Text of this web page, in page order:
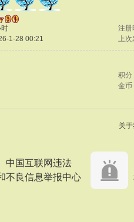
注册
1-28 00:21 上次
积分
金币
关
中国互联网违法
不良信息举报中心